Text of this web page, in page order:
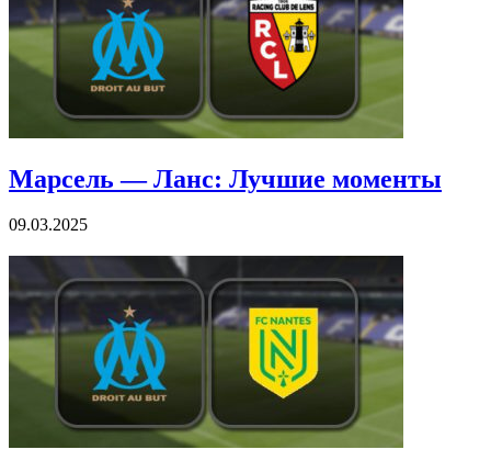
Марсель — Ланс: Лучшие моменты
09.03.2025